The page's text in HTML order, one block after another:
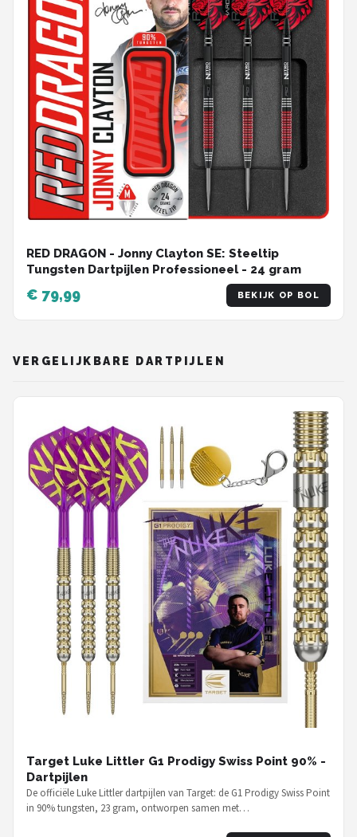
RED DRAGON - Jonny Clayton SE: Steeltip
Tungsten Dartpijlen Professioneel - 24 gram
€ 79,99 BEKIJK OP BOL
VERGELIJKBARE DARTPIJLEN
Target Luke Littler G1 Prodigy Swiss Point 90% -
Dartpijlen
De officiële Luke Littler dartpijlen van Target: de G1 Prodigy Swiss Point
in 90% tungsten, 23 gram, ontworpen samen met…